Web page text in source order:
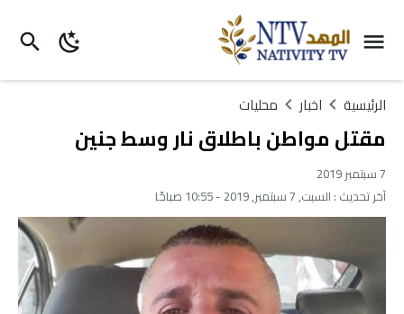
الرئيسية اخبار محليات
مقتل مواطن باطلاق نار وسط جنين
7 سبتمبر 2019
آخر تحديث : السبت, 7 سبتمبر, 2019 - 10:55 صباحًا